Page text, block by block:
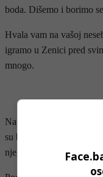
boda. Dišemo i borimo
Hvala vam na vašoj
igramo u Zenici pred
mnogo.
Na kraju, želio bih da se
su brzo i profesionalno
njega”, poručio je